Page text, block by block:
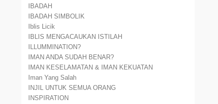
IBADAH
IBADAH SIMBOLIK
Iblis Licik
IBLIS MENGACAUKAN ISTILAH
ILLUMMINATION?
IMAN ANDA SUDAH BENAR?
IMAN KESELAMATAN & IMAN KEKUATAN
Iman Yang Salah
INJIL UNTUK SEMUA ORANG
INSPIRATION